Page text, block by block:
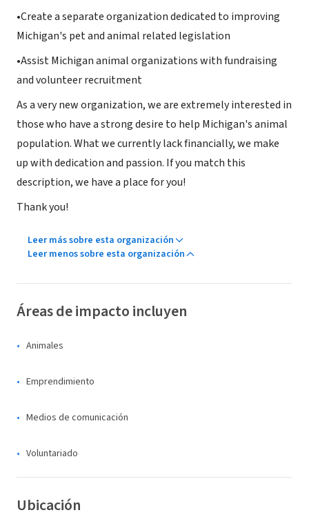
•Create a separate organization dedicated to improving
Michigan's pet and animal related legislation
•Assist Michigan animal organizations with fundraising
and volunteer recruitment
As a very new organization, we are extremely interested in
those who have a strong desire to help Michigan's animal
population. What we currently lack financially, we make
up with dedication and passion. If you match this
description, we have a place for you!
Thank you!
Leer más sobre esta organización
Leer menos sobre esta organización
Áreas de impacto incluyen
Animales
Emprendimiento
Medios de comunicación
Voluntariado
Ubicación